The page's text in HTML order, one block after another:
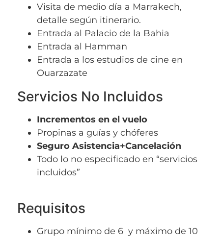
Visita de medio día a Marrakech,
detalle según itinerario.
Entrada al Palacio de la Bahia
Entrada al Hamman
Entrada a los estudios de cine en
Ouarzazate
Servicios No Incluidos
Incrementos en el vuelo
Propinas a guías y chóferes
Seguro Asistencia+Cancelación
Todo lo no especificado en “servicios
incluidos”
Requisitos
Grupo mínimo de 6 y máximo de 10